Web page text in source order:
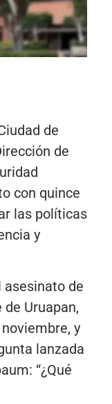
de
de
con quince
las políticas
y
asesinato de
Uruapan,
y
lanzada
“¿Qué